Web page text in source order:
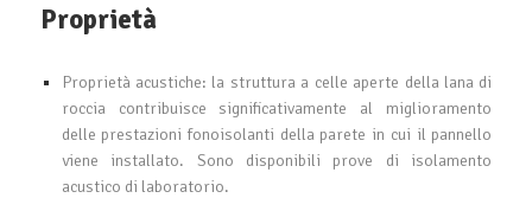
Proprietà
Proprietà acustiche: la struttura a celle aperte della lana di
roccia contribuisce significativamente al miglioramento
delle prestazioni fonoisolanti della parete in cui il pannello
viene installato. Sono disponibili prove di isolamento
acustico di laboratorio.